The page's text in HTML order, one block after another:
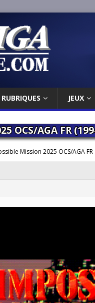
RUBRIQUES JEUX
OCS/AGA FR
Mission 2025 OCS/AGA